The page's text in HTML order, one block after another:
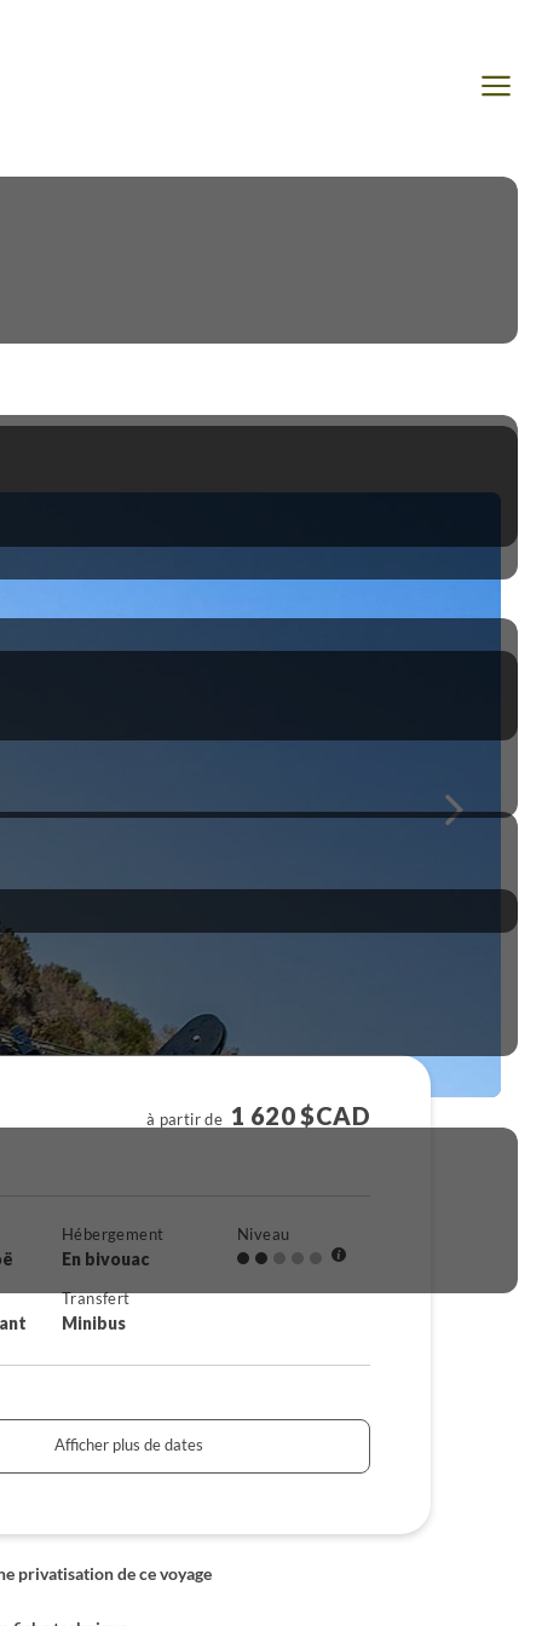
à partir de 1 620 $CAD
Hébergement
En bivouac
Niveau
Transfert
Minibus
Afficher plus de dates
privatisation de ce voyage